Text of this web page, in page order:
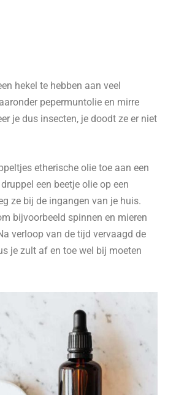
hekel te hebben aan veel
pepermuntolie en mirre
je dus insecten, je doodt ze er niet
etherische olie toe aan een
een beetje olie op een
ze bij de ingangen van je huis.
bijvoorbeeld spinnen en mieren
verloop van de tijd vervaagd de
je zult af en toe wel bij moeten